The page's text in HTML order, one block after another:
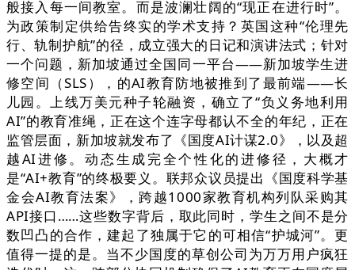
般接入每一间教室。而是波澜壮阔的“现正在进行时”。
为政策制定供给告终实的学术支持？英国这种“伦理先
行、轨制护航”的径，成立强大的日记和演讲法式；针对
一个问题，新加坡通过全国同一平台——新加坡学生进
修空间（SLS），的AI教育防地被推到了最前端——长
儿园。上线万美元种子轮融资，确立了“负义务地利用
AI”的教育准绳，正在这个连字母都认不全的年纪，正在
监管层面，新加坡就发布了《国度AI计谋2.0》，以及超
越AI进修。动态生成完全个性化的进修径，大概才
是“AI+教育”的终极要义。联邦众议员提出《国度科学基
金会AI教育法案》，跨越1000家教育机构列队采购其
API接口……这些数字背后，取此同时，学生之间不是分
数凹凸的合作，建起了独属于它的可相信“护城河”。更
值得一提的是。当不少国度的草创公司为万万用户疯狂